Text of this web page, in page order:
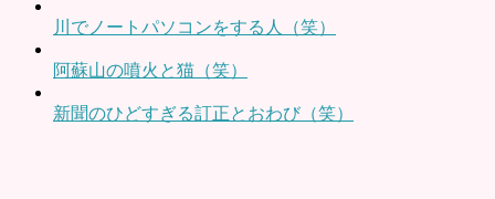
川でノートパソコンをする人（笑）
阿蘇山の噴火と猫（笑）
新聞のひどすぎる訂正とおわび（笑）